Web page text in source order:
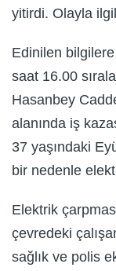
yitirdi. Olayla
Edinilen
saat 16.00
Hasanbey
alanında iş
37 yaşındaki
bir nedenle
Elektrik
çevredeki
sağlık ve polis